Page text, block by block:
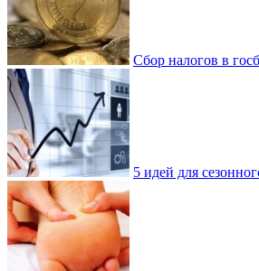
Сбор налогов в
5 идей для